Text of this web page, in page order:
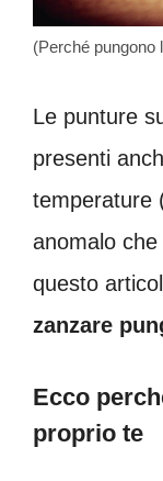
(Perché pungono
Le punture
presenti
temperature
anomalo
questo
zanzare
Ecco
proprio te